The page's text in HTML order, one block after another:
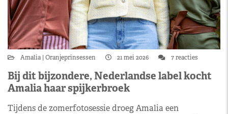
Amalia Oranjeprinsessen 21 mei 2026 7 reacties
Bij dit bijzondere, Nederlandse label kocht
Amalia haar spijkerbroek
Tijdens de zomerfotosessie droeg Amalia een